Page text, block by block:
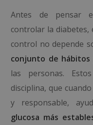
Antes de pensar
controlar la
control no depende
conjunto de hábitos
las personas.
disciplina, que
y responsable,
glucosa más